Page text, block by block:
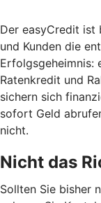
Der easyCredit ist
und Kunden die
Erfolgsgeheimnis:
Ratenkredit und
sichern sich
sofort Geld
nicht.
Nicht das
Sollten Sie bisher